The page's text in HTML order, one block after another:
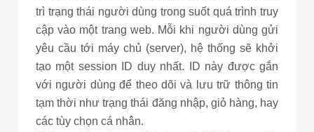
trì trạng thái người dùng trong suốt quá trình truy
cập vào một trang web. Mỗi khi người dùng gửi
yêu cầu tới máy chủ (server), hệ thống sẽ khởi
tạo một session ID duy nhất. ID này được gắn
với người dùng để theo dõi và lưu trữ thông tin
tạm thời như trạng thái đăng nhập, giỏ hàng, hay
các tùy chọn cá nhân.